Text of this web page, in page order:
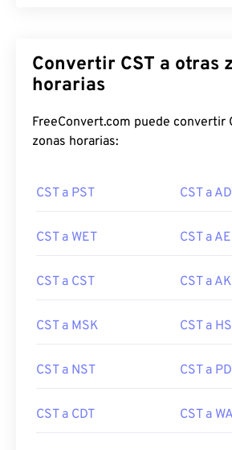
Convertir CST a otras
horarias
FreeConvert.com puede convertir
zonas horarias:
CST a PST CST a
CST a WET CST a
CST a CST CST a
CST a MSK CST a
CST a NST CST a
CST a CDT CST a